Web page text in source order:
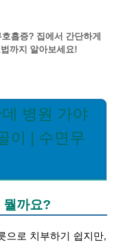
흡증? 집에서 간단하게
까지 알아보세요!
병원 가야
이 | 수면무
뭘까요?
으로 치부하기 쉽지만,